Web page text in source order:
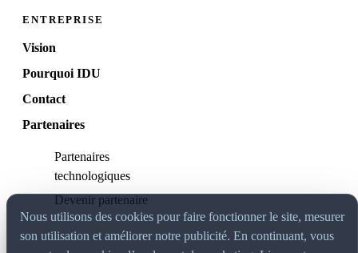
ENTREPRISE
Vision
Pourquoi IDU
Contact
Partenaires
Partenaires
technologiques
Devenir partenaire
Nous utilisons des cookies pour faire fonctionner le site, mesurer
son utilisation et améliorer notre publicité. En continuant, vous